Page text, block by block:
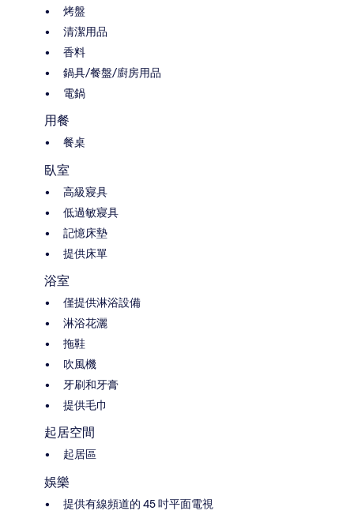
烤盤
清潔用品
香料
鍋具/餐盤/廚房用品
電鍋
用餐
餐桌
臥室
高級寢具
低過敏寢具
記憶床墊
提供床單
浴室
僅提供淋浴設備
淋浴花灑
拖鞋
吹風機
牙刷和牙膏
提供毛巾
起居空間
起居區
娛樂
提供有線頻道的 45 吋平面電視